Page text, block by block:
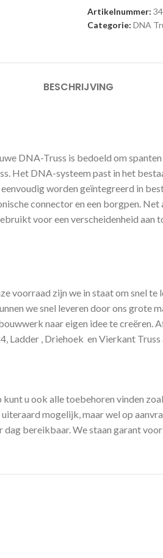
Artikelnummer:
Categorie: DNA
BESCHRIJVING
DNA-Truss is bedoeld om
Het DNA-systeem past in het
worden geïntegreerd in
connector en een borgpen.
voor een verscheidenheid
voorraad zijn we in staat om snel
we snel leveren door ons grote
naar eigen idee te
, Driehoek en Vierkant
u ook alle toebehoren vinden
mogelijk, maar wel op
bereikbaar. We staan garant